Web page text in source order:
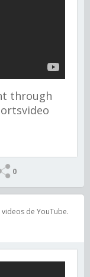
through
0
de YouTube.